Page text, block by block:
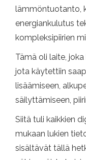
lämmöntuotanto,
energiankulutus
kompleksipiirien
Tämä oli laite,
jota käytettiin
lisäämiseen,
säilyttämiseen,
Siitä tuli kaikkien
mukaan lukien
sisältävät tällä